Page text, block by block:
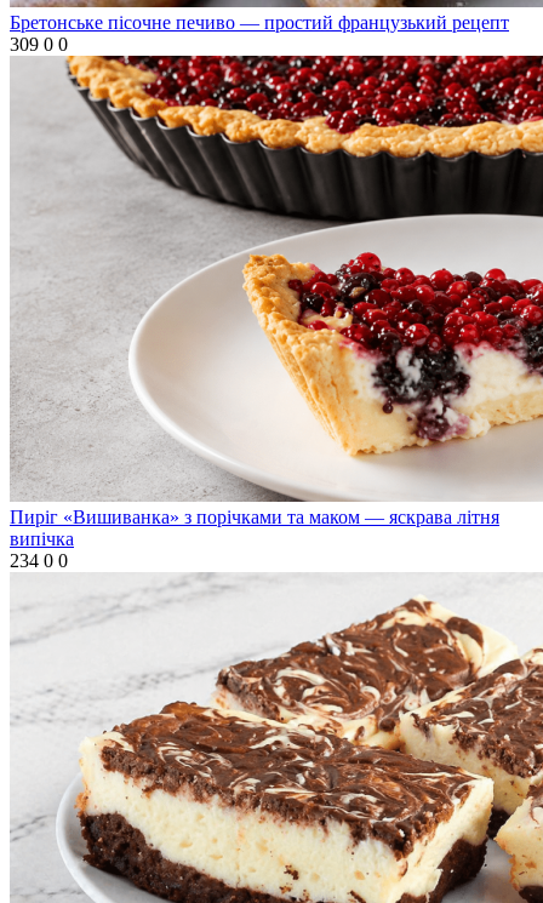
Бретонське пісочне печиво — простий французький рецепт
309 0 0
Пиріг «Вишиванка» з порічками та маком — яскрава літня
випічка
234 0 0